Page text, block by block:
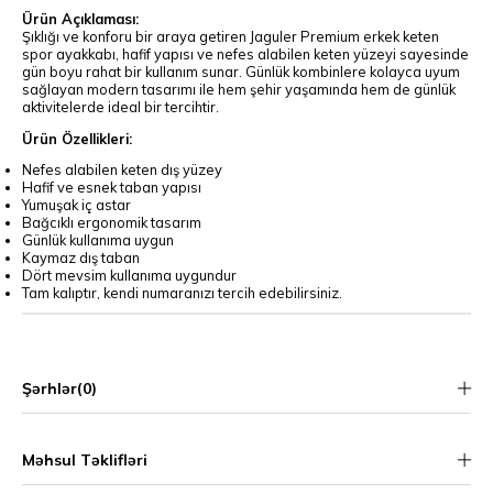
Ürün Açıklaması:
Şıklığı ve konforu bir araya getiren Jaguler Premium erkek keten
spor ayakkabı, hafif yapısı ve nefes alabilen keten yüzeyi sayesinde
gün boyu rahat bir kullanım sunar. Günlük kombinlere kolayca uyum
sağlayan modern tasarımı ile hem şehir yaşamında hem de günlük
aktivitelerde ideal bir tercihtir.
Ürün Özellikleri:
Nefes alabilen keten dış yüzey
Hafif ve esnek taban yapısı
Yumuşak iç astar
Bağcıklı ergonomik tasarım
Günlük kullanıma uygun
Kaymaz dış taban
Dört mevsim kullanıma uygundur
Tam kalıptır, kendi numaranızı tercih edebilirsiniz.
Şərhlər(0)
Məhsul Təklifləri